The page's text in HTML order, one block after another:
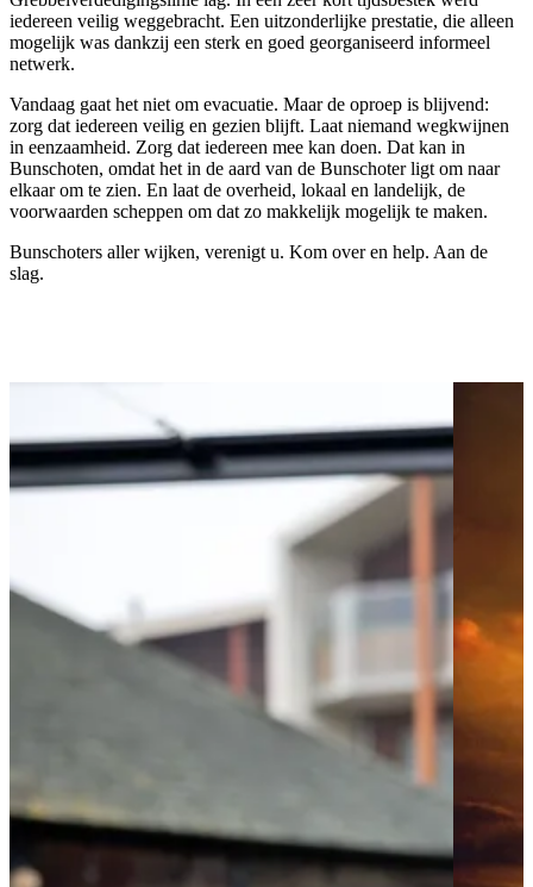
iedereen veilig weggebracht. Een uitzonderlijke prestatie, die alleen
mogelijk was dankzij een sterk en goed georganiseerd informeel
netwerk.
Vandaag gaat het niet om evacuatie. Maar de oproep is blijvend:
zorg dat iedereen veilig en gezien blijft. Laat niemand wegkwijnen
in eenzaamheid. Zorg dat iedereen mee kan doen. Dat kan in
Bunschoten, omdat het in de aard van de Bunschoter ligt om naar
elkaar om te zien. En laat de overheid, lokaal en landelijk, de
voorwaarden scheppen om dat zo makkelijk mogelijk te maken.
Bunschoters aller wijken, verenigt u. Kom over en help. Aan de
slag.